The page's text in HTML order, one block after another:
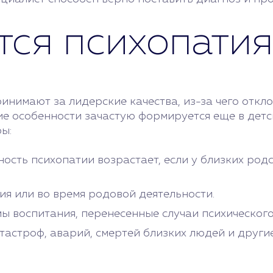
за лидерские качества, из-за чего
особенности зачастую формируется еще в
психопатии возрастает, если у близких
или во время родовой деятельности.
перенесенные случаи
аварий, смертей близких людей и